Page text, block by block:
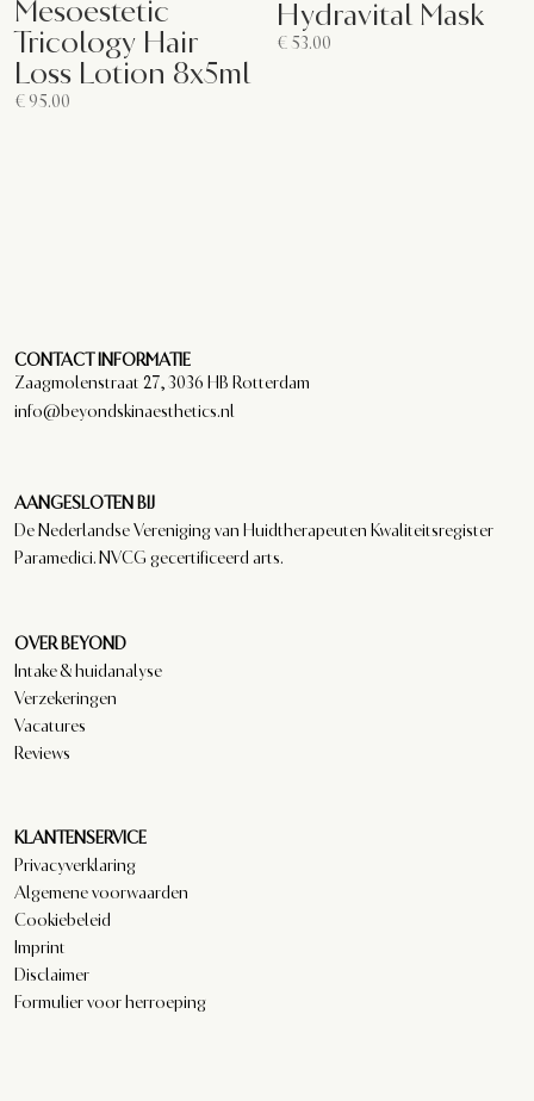
Mesoestetic
Tricology Hair
Loss Lotion 8x5ml
€ 95.00
Hydravital Mask
€ 53.00
CONTACT INFORMATIE
Zaagmolenstraat 27, 3036 HB Rotterdam
info@beyondskinaesthetics.nl
AANGESLOTEN BIJ
De Nederlandse Vereniging van Huidtherapeuten Kwaliteitsregister
Paramedici. NVCG gecertificeerd arts.
OVER BEYOND
Intake & huidanalyse
Verzekeringen
Vacatures
Reviews
KLANTENSERVICE
Privacyverklaring
Algemene voorwaarden
Cookiebeleid
Imprint
Disclaimer
Formulier voor herroeping